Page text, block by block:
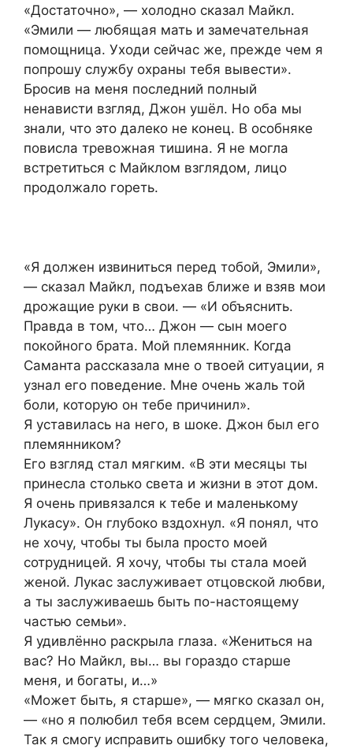
«Достаточно», — холодно сказал Майкл.
«Эмили — любящая мать и замечательная
помощница. Уходи сейчас же, прежде чем я
попрошу службу охраны тебя вывести».
Бросив на меня последний полный
ненависти взгляд, Джон ушёл. Но оба мы
знали, что это далеко не конец. В особняке
повисла тревожная тишина. Я не могла
встретиться с Майклом взглядом, лицо
продолжало гореть.
«Я должен извиниться перед тобой, Эмили»,
— сказал Майкл, подъехав ближе и взяв мои
дрожащие руки в свои. — «И объяснить.
Правда в том, что… Джон — сын моего
покойного брата. Мой племянник. Когда
Саманта рассказала мне о твоей ситуации, я
узнал его поведение. Мне очень жаль той
боли, которую он тебе причинил».
Я уставилась на него, в шоке. Джон был его
племянником?
Его взгляд стал мягким. «В эти месяцы ты
принесла столько света и жизни в этот дом.
Я очень привязался к тебе и маленькому
Лукасу». Он глубоко вздохнул. «Я понял, что
не хочу, чтобы ты была просто моей
сотрудницей. Я хочу, чтобы ты стала моей
женой. Лукас заслуживает отцовской любви,
а ты заслуживаешь быть по-настоящему
частью семьи».
Я удивлённо раскрыла глаза. «Жениться на
вас? Но Майкл, вы… вы гораздо старше
меня, и богаты, и…»
«Может быть, я старше», — мягко сказал он,
— «но я полюбил тебя всем сердцем, Эмили.
Так я смогу исправить ошибку того человека,